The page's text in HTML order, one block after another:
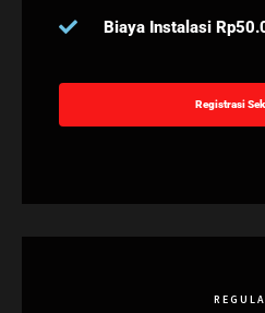
Biaya Instalasi
Registrasi